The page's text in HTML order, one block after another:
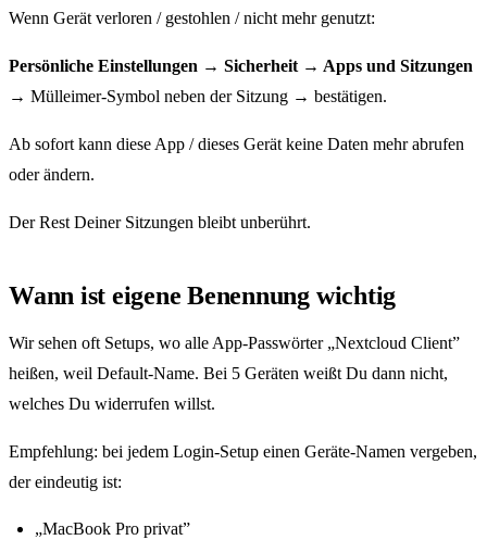
Wenn Gerät verloren / gestohlen / nicht mehr genutzt:
Persönliche Einstellungen → Sicherheit → Apps und Sitzungen
→ Mülleimer-Symbol neben der Sitzung → bestätigen.
Ab sofort kann diese App / dieses Gerät keine Daten mehr abrufen
oder ändern.
Der Rest Deiner Sitzungen bleibt unberührt.
Wann ist eigene Benennung wichtig
Wir sehen oft Setups, wo alle App-Passwörter „Nextcloud Client”
heißen, weil Default-Name. Bei 5 Geräten weißt Du dann nicht,
welches Du widerrufen willst.
Empfehlung: bei jedem Login-Setup einen Geräte-Namen vergeben,
der eindeutig ist:
„MacBook Pro privat”